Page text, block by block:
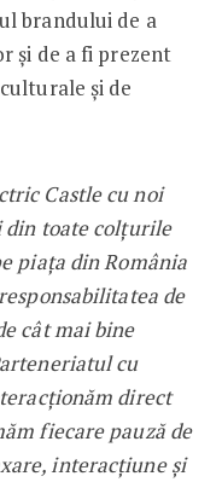
brandului de a
și de a fi prezent
și de
Castle cu noi
toate colțurile
piața din România
de
cât mai bine
cu
direct
fiecare pauză de
interacțiune și